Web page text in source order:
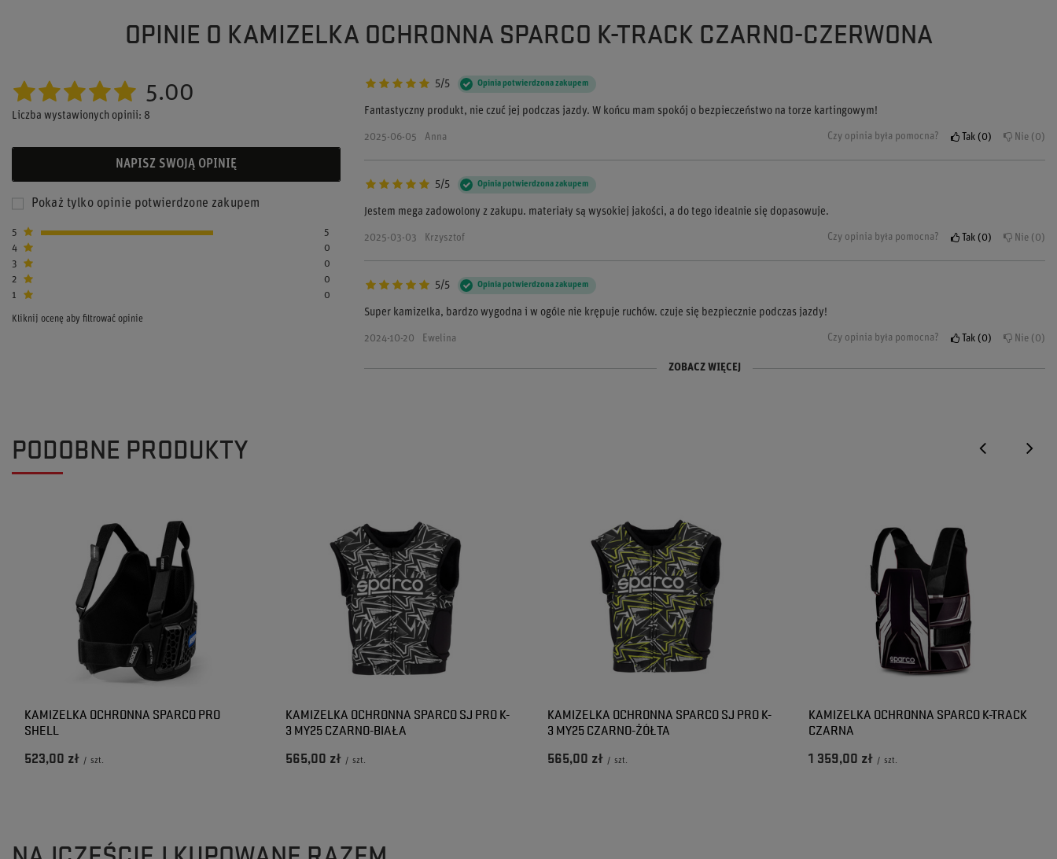
OPINIE O KAMIZELKA OCHRONNA SPARCO K-TRACK CZARNO-CZERWONA
5.00
Liczba wystawionych opinii: 8
NAPISZ SWOJĄ OPINIĘ
Pokaż tylko opinie potwierdzone zakupem
5
5
4
0
3
0
2
0
1
0
Kliknij ocenę aby filtrować opinie
5/5 Opinia potwierdzona zakupem
Fantastyczny produkt, nie czuć jej podczas jazdy. W końcu mam spokój o bezpieczeństwo na torze kartingowym!
2025-06-05 Anna Czy opinia była pomocna? Tak 0 Nie 0
5/5 Opinia potwierdzona zakupem
Jestem mega zadowolony z zakupu. materiały są wysokiej jakości, a do tego idealnie się dopasowuje.
2025-03-03 Krzysztof Czy opinia była pomocna? Tak 0 Nie 0
5/5 Opinia potwierdzona zakupem
Super kamizelka, bardzo wygodna i w ogóle nie krępuje ruchów. czuje się bezpiecznie podczas jazdy!
2024-10-20 Ewelina Czy opinia była pomocna? Tak 0 Nie 0
5/5 Opinia potwierdzona zakupem
5/5 Opinia potwierdzona zakupem ZOBACZ WIĘCEJ
PODOBNE PRODUKTY
KAMIZELKA OCHRONNA SPARCO PRO
SHELL
523,00 zł / szt.
KAMIZELKA OCHRONNA SPARCO SJ PRO K-
3 MY25 CZARNO-BIAŁA
565,00 zł / szt.
KAMIZELKA OCHRONNA SPARCO SJ PRO K-
3 MY25 CZARNO-ŻÓŁTA
565,00 zł / szt.
KAMIZELKA OCHRONNA SPARCO K-TRACK
CZARNA
1 359,00 zł / szt.